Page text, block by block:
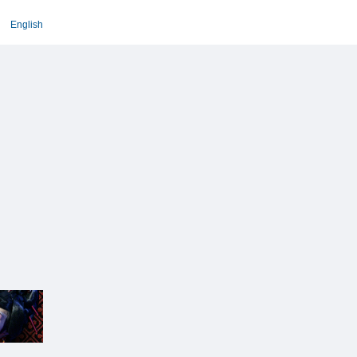
English